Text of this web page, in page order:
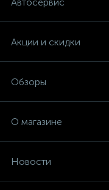
Автосервис
Акции и скидки
Обзоры
О магазине
Новости